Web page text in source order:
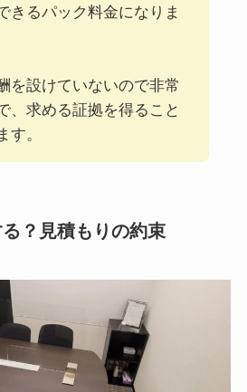
きるパック料金になりま
を設けていないので非常
、求める証拠を得ること
す。
？見積もりの約束